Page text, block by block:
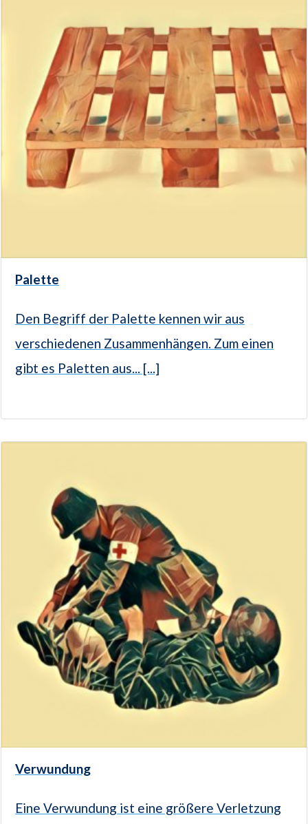
Palette
Den Begriff der Palette kennen wir aus
verschiedenen Zusammenhängen. Zum einen
gibt es Paletten aus... [...]
Verwundung
Eine Verwundung ist eine größere Verletzung